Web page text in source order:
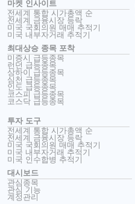
마켓 인사이트
전세계 통합 시가총액 순
전세계 금융시장 등락
미국 국회의원 매매 추적기
미국 내부자거래 추적기
최대상승 종목 포착
미증시 급등종목
런던 급등종목
상하이 급등종목
심천 급등종목
인도 급등종목
코스피 급등종목
코스닥 급등종목
투자 도구
전세계 통합 시가총액 순
전세계 금융시장 등락
미국 국회의원 매매 추적기
미국 내부자거래 추적기
미국 인수합병 추적기
대시보드
관심종목
관심 기능
계정관리